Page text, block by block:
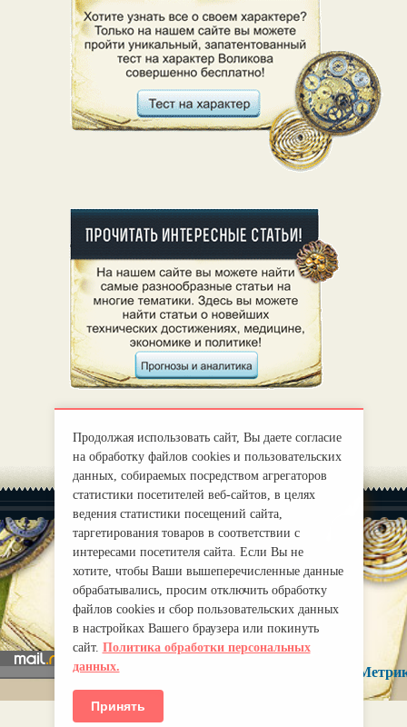
О нас
Правила
mirprognoz@mail.ru
Продолжая использовать сайт, Вы даете согласие
на обработку файлов cookies и пользовательских
данных, собираемых посредством агрегаторов
статистики посетителей веб-сайтов, в целях
ведения статистики посещений сайта,
таргетирования товаров в соответствии с
интересами посетителя сайта. Если Вы не
хотите, чтобы Ваши вышеперечисленные данные
обрабатывались, просим отключить обработку
файлов cookies и сбор пользовательских данных
в настройках Вашего браузера или покинуть
сайт. Политика обработки персональных
данных.
Принять